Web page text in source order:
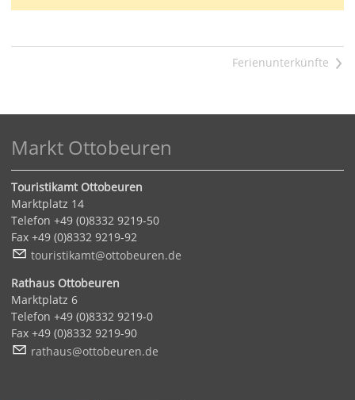
>
Markt Ottobeuren
Touristikamt Ottobeuren
Marktplatz 14
Telefon +49 (0)8332 9219-50
Fax +49 (0)8332 9219-92
t
r st k mt tt b r n d
Rathaus Ottobeuren
Marktplatz 6
Telefon +49 (0)8332 9219-0
Fax +49 (0)8332 9219-90
r th s tt b r n d